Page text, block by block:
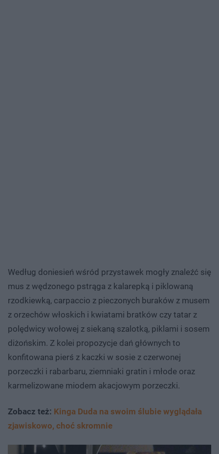
Według doniesień wśród przystawek mogły znaleźć się
mus z wędzonego pstrąga z kalarepką i piklowaną
rzodkiewką, carpaccio z pieczonych buraków z musem
z orzechów włoskich i kwiatami bratków czy tatar z
polędwicy wołowej z siekaną szalotką, piklami i sosem
diżońskim. Z kolei propozycje dań głównych to
konfitowana pierś z kaczki w sosie z czerwonej
porzeczki i rabarbaru, ziemniaki gratin i młode oraz
karmelizowane miodem akacjowym porzeczki.
Zobacz też: Kinga Duda na swoim ślubie wyglądała
zjawiskowo, choć skromnie